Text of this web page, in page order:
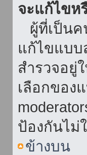
จะแก้ไขห
ผู้ที่เป็นค
แก้ไขแบบ
สำรวจอยู่
เลือกของ
ป้องกันไม่
ข้างบน